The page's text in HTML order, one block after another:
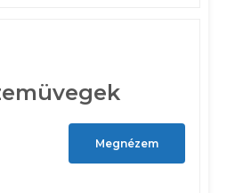
Megnézem